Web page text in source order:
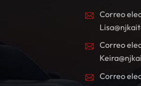
Correo
Correo
Correo